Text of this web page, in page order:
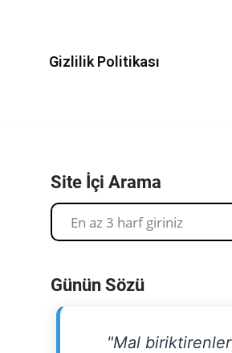
Gizlilik Politikası
Site İçi Arama
Günün Sözü
"Mal biriktirenler